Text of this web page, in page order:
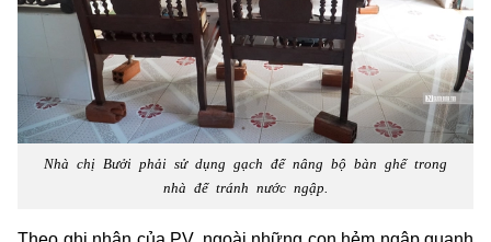
Nhà chị Bưởi phải sử dụng gạch để nâng bộ bàn ghế trong
nhà để tránh nước ngập.